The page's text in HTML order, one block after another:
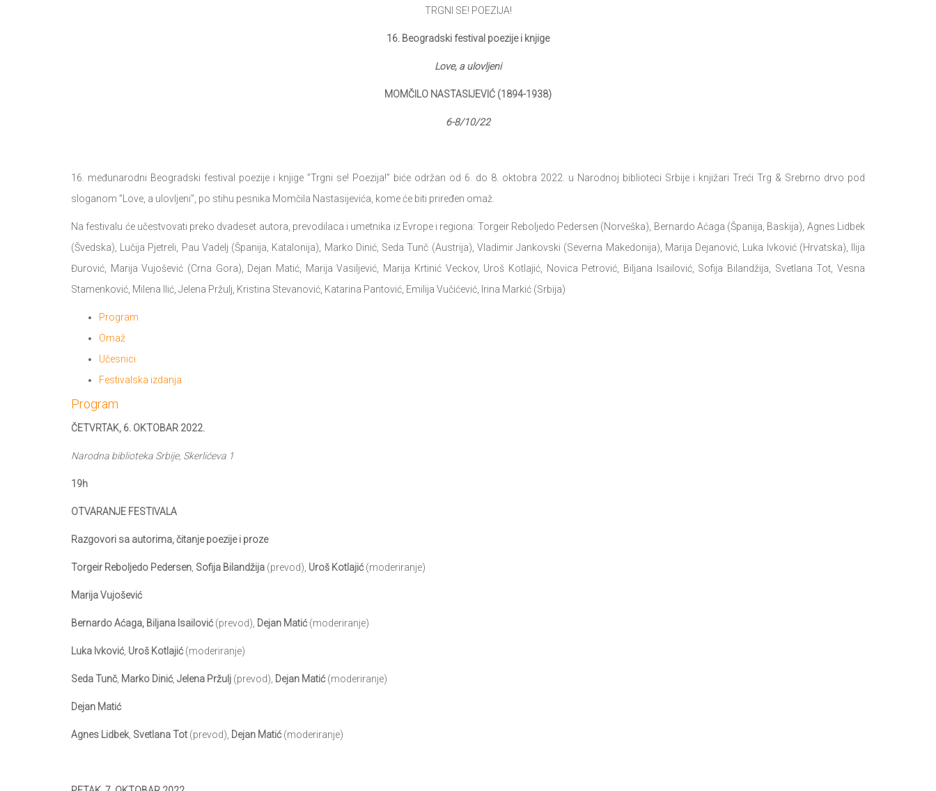
TRGNI SE! POEZIJA!
16. Beogradski festival poezije i knjige
Love, a ulovljeni
MOMČILO NASTASIJEVIĆ (1894-1938)
6-8/10/22
16. međunarodni Beogradski festival poezije i knjige ”Trgni se! Poezija!” biće održan od 6. do 8. oktobra 2022. u Narodnoj biblioteci Srbije i knjižari Treći Trg & Srebrno drvo pod
sloganom ”Love, a ulovljeni”, po stihu pesnika Momčila Nastasijevića, kome će biti priređen omaž.
Na festivalu će učestvovati preko dvadeset autora, prevodilaca i umetnika iz Evrope i regiona: Torgeir Reboljedo Pedersen (Norveška), Bernardo Aćaga (Španija, Baskija), Agnes Lidbek
(Švedska), Lučija Pjetreli, Pau Vadelj (Španija, Katalonija), Marko Dinić, Seda Tunč (Austrija), Vladimir Jankovski (Severna Makedonija), Marija Dejanović, Luka Ivković (Hrvatska), Ilija
Đurović, Marija Vujošević (Crna Gora), Dejan Matić, Marija Vasiljević, Marija Krtinić Veckov, Uroš Kotlajić, Novica Petrović, Biljana Isailović, Sofija Bilandžija, Svetlana Tot, Vesna
Stamenković, Milena Ilić, Jelena Pržulj, Kristina Stevanović, Katarina Pantović, Emilija Vučićević, Irina Markić (Srbija)
Program
Omaž
Učesnici
Festivalska izdanja
Program
ČETVRTAK, 6. OKTOBAR 2022.
Narodna biblioteka Srbije, Skerlićeva 1
19h
OTVARANJE FESTIVALA
Razgovori sa autorima, čitanje poezije i proze
Torgeir Reboljedo Pedersen, Sofija Bilandžija (prevod), Uroš Kotlajić (moderiranje)
Marija Vujošević
Bernardo Aćaga, Biljana Isailović (prevod), Dejan Matić (moderiranje)
Luka Ivković, Uroš Kotlajić (moderiranje)
Seda Tunč, Marko Dinić, Jelena Pržulj (prevod), Dejan Matić (moderiranje)
Dejan Matić
Agnes Lidbek, Svetlana Tot (prevod), Dejan Matić (moderiranje)